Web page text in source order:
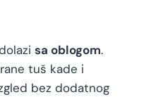
sa oblogom.
tuš kade i
bez dodatnog